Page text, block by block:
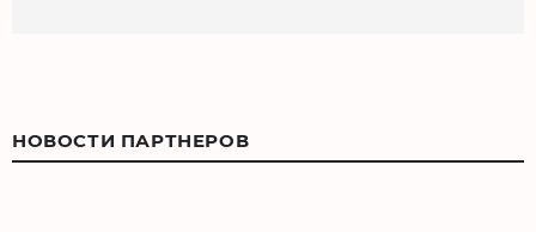
НОВОСТИ ПАРТНЕРОВ